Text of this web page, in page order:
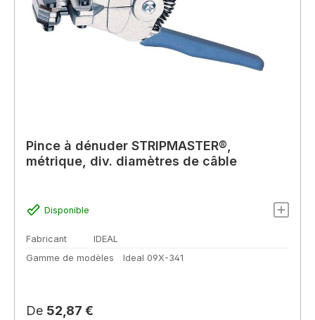
Pince à dénuder STRIPMASTER®,
métrique, div. diamètres de câble
Disponible
Fabricant
IDEAL
Gamme de modèles
Ideal 09X-341
Prix régulier :
De 52,87 €